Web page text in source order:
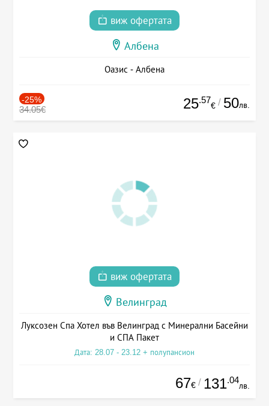
виж офертата
Албена
Оазис - Албена
-25%
34.05€ 25.57
€ / 50лв.
виж офертата
Велинград
Луксозен Спа Хотел във Велинград с Минерални Басейни
и СПА Пакет
Дата: 28.07 - 23.12 + полупансион
67€ / 131.04
лв.